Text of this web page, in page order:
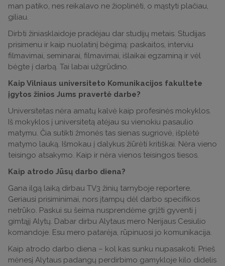
man patiko, nes reikalavo ne žioplinėti, o mąstyti plačiau,
giliau.
Dirbti žiniasklaidoje pradėjau dar studijų metais. Studijas
prisimenu ir kaip nuolatinį bėgimą: paskaitos, interviu
filmavimai, seminarai, filmavimai, išlaikai egzaminą ir vėl
bėgte į darbą. Tai labai užgrūdino.
Kaip Vilniaus universiteto Komunikacijos fakultete
įgytos žinios Jums pravertė darbe?
Universitetas nėra amatų kalvė kaip profesinės mokyklos.
Iš mokyklos į universitetą atėjau su vienokiu pasaulio
matymu. Čia sutikti žmonės tas sienas sugriovė, išplėtė
matymo lauką. Išmokau į dalykus žiūrėti kritiškai. Nėra vieno
teisingo atsakymo. Kaip ir nėra vienos teisingos tiesos.
Kaip atrodo Jūsų darbo diena?
Gana ilgą laiką dirbau TV3 žinių tarnyboje reportere.
Geriausi prisiminimai, nors įtampų dėl darbo specifikos
netrūko. Paskui su šeima nusprendėme grįžti gyventi į
gimtąjį Alytų. Dabar dirbu Alytaus mero Nerijaus Cesiulio
komandoje. Esu mero patarėja, rūpinuosi jo komunikacija.
Kaip atrodo darbo diena – kol kas sunku nupasakoti. Prieš
mėnesį Alytaus padangų perdirbimo gamykloje kilo didelis